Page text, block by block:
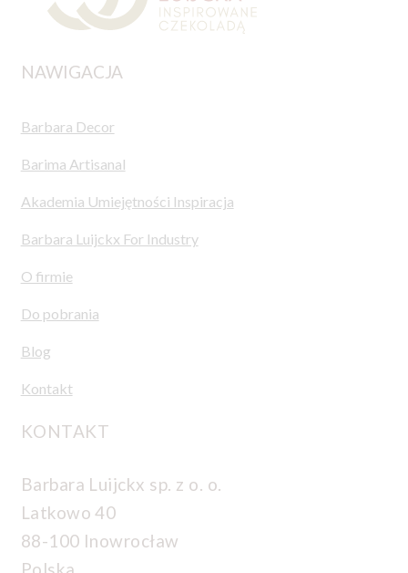
NAWIGACJA
Barbara Decor
Barima Artisanal
Akademia Umiejętności Inspiracja
Barbara Luijckx For Industry
O firmie
Do pobrania
Blog
Kontakt
KONTAKT
Barbara Luijckx sp. z o. o.
Latkowo 40
88-100 Inowrocław